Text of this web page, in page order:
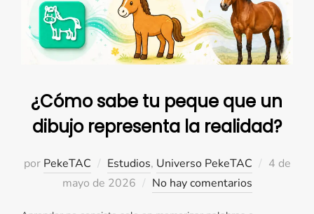
¿Cómo sabe tu peque que un
dibujo representa la realidad?
por PekeTAC Estudios, Universo PekeTAC
4 de
mayo de 2026
No hay comentarios